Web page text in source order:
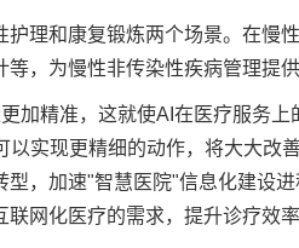
理和康复锻炼两个场景。在慢
，为慢性非传染性疾病管理提供
加精准，这就使AI在医疗服务
实现更精细的动作，将大大改
，加速"智慧医院"信息化建设
网化医疗的需求，提升诊疗效